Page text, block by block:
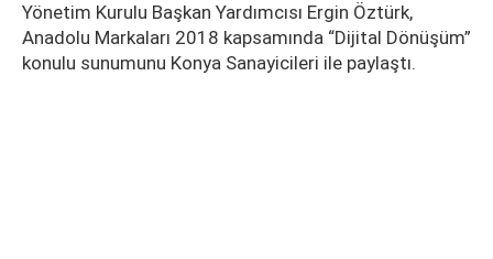
Yönetim Kurulu Başkan Yardımcısı Ergin Öztürk,
Anadolu Markaları 2018 kapsamında “Dijital Dönüşüm”
konulu sunumunu Konya Sanayicileri ile paylaştı.